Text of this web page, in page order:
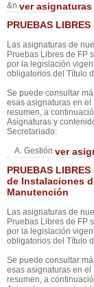
&n ver asignaturas
PRUEBAS
Las asignaturas de
Pruebas Libres de FP
por la legislación
obligatorios del Título
Se puede consultar
esas asignaturas en el
resumen, a
Asignaturas y
Secretariado:
A. Gestión ver
PRUEBAS
de Instalaciones
Manutención
Las asignaturas de
Pruebas Libres de FP
por la legislación
obligatorios del Título
Se puede consultar
esas asignaturas en el
resumen, a